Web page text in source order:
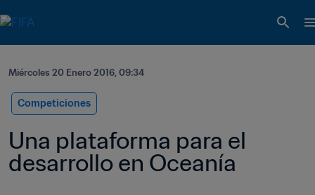
Miércoles 20 Enero 2016, 09:34
Competiciones
Una plataforma para el
desarrollo en Oceanía